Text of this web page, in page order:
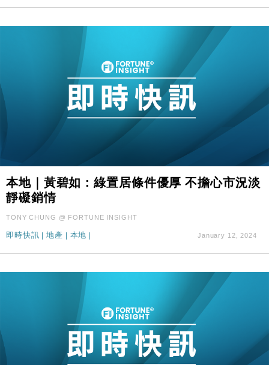
本地｜黃碧如：綠置居條件優厚 不擔心市況淡
靜礙銷情
TONY CHUNG @ FORTUNE INSIGHT
即時快訊 |地產 本地 January 12, 2024